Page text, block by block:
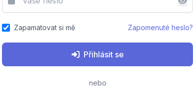
Zapamatovat si mě Zapomenuté heslo?
Přihlásit se
nebo